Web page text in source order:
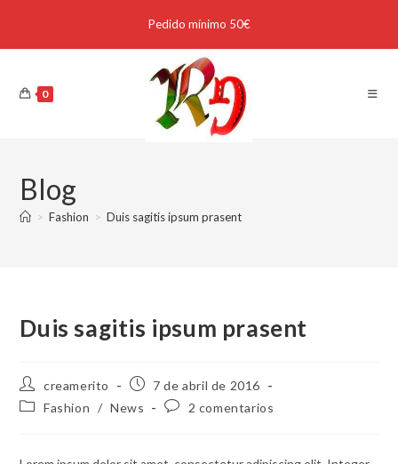
Pedido mínimo 50€
0
Blog
> Fashion > Duis sagitis ipsum prasent
Duis sagitis ipsum prasent
creamerito
7 de abril de 2016
Fashion / News 2 comentarios